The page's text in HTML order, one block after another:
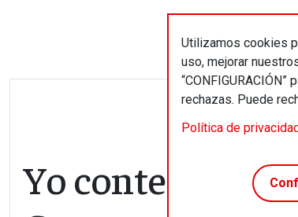
Utilizamos cookies
uso, mejorar
rechazas. Puede
Política de
Yo contengo